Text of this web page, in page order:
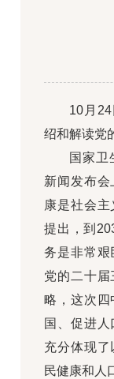
10月
绍和解读党
国家卫
新闻发布会
康是社会
提出，到
务是非常艰
党的二十
略，这次四
国、促进人
充分体现了
民健康和人